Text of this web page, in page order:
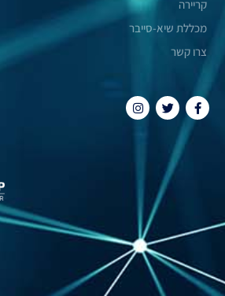
קריירה
מכללת שיא-סייבר
צרו קשר